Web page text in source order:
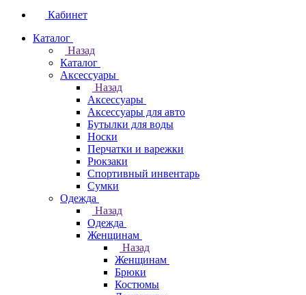
Кабинет
Каталог
Назад
Каталог
Аксессуары
Назад
Аксессуары
Аксессуары для авто
Бутылки для воды
Носки
Перчатки и варежки
Рюкзаки
Спортивный инвентарь
Сумки
Одежда
Назад
Одежда
Женщинам
Назад
Женщинам
Брюки
Костюмы